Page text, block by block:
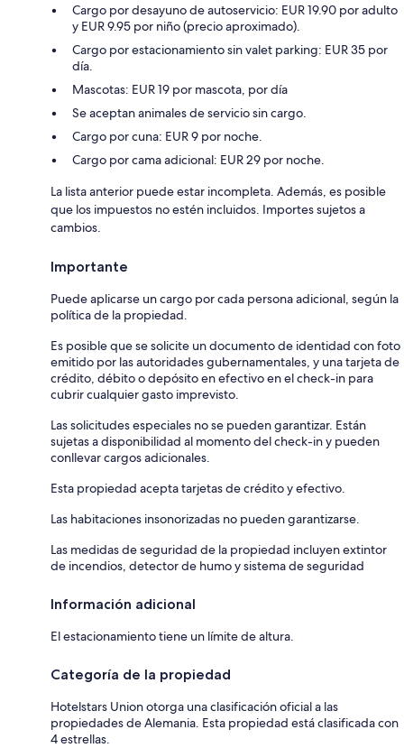
Cargo por desayuno de autoservicio: EUR 19.90 por adulto
y EUR 9.95 por niño (precio aproximado).
Cargo por estacionamiento sin valet parking: EUR 35 por
día.
Mascotas: EUR 19 por mascota, por día
Se aceptan animales de servicio sin cargo.
Cargo por cuna: EUR 9 por noche.
Cargo por cama adicional: EUR 29 por noche.
La lista anterior puede estar incompleta. Además, es posible
que los impuestos no estén incluidos. Importes sujetos a
cambios.
Importante
Puede aplicarse un cargo por cada persona adicional, según la
política de la propiedad.
Es posible que se solicite un documento de identidad con foto
emitido por las autoridades gubernamentales, y una tarjeta de
crédito, débito o depósito en efectivo en el check-in para
cubrir cualquier gasto imprevisto.
Las solicitudes especiales no se pueden garantizar. Están
sujetas a disponibilidad al momento del check-in y pueden
conllevar cargos adicionales.
Esta propiedad acepta tarjetas de crédito y efectivo.
Las habitaciones insonorizadas no pueden garantizarse.
Las medidas de seguridad de la propiedad incluyen extintor
de incendios, detector de humo y sistema de seguridad
Información adicional
El estacionamiento tiene un límite de altura.
Categoría de la propiedad
Hotelstars Union otorga una clasificación oficial a las
propiedades de Alemania. Esta propiedad está clasificada con
4 estrellas.